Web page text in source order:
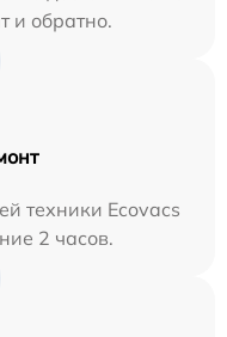
и обратно.
техники Ecovacs
2 часов.